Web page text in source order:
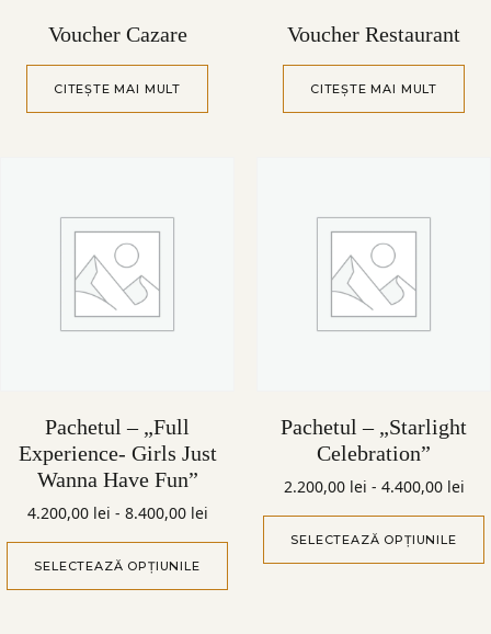
Voucher Cazare
CITEȘTE MAI MULT
Voucher Restaurant
CITEȘTE MAI MULT
Pachetul – „Full
Experience- Girls Just
Wanna Have Fun”
4.200,00 lei - 8.400,00 lei
SELECTEAZĂ OPȚIUNILE
Pachetul – „Starlight
Celebration”
2.200,00 lei - 4.400,00 lei
SELECTEAZĂ OPȚIUNILE